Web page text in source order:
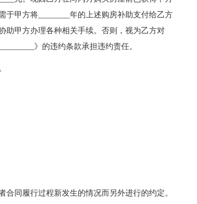
于甲方将________年的上述购房补助支付给乙方
助甲方办理各种相关手续。否则，视为乙方对
》的违约条款承担违约责任。
同履行过程新发生的情况而另外进行的约定。